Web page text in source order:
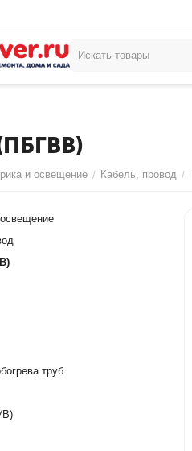
и освещение / Кабель, провод /
труб